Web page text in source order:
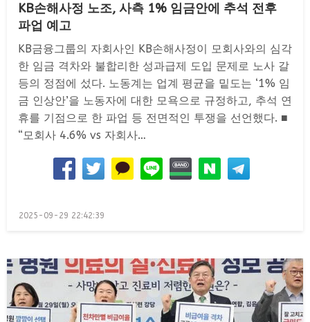
KB손해사정 노조, 사측 1% 임금안에 추석 전후
파업 예고
KB금융그룹의 자회사인 KB손해사정이 모회사와의 심각
한 임금 격차와 불합리한 성과급제 도입 문제로 노사 갈
등의 정점에 섰다. 노동계는 업계 평균을 밑도는 ‘1% 임
금 인상안’을 노동자에 대한 모욕으로 규정하고, 추석 연
휴를 기점으로 한 파업 등 전면적인 투쟁을 선언했다. ■
“모회사 4.6% vs 자회사…
Posted
2025-09-29 22:42:39